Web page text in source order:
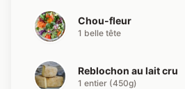
Chou-fleur
1 belle tête
Reblochon au lait cru
1 entier (450g)